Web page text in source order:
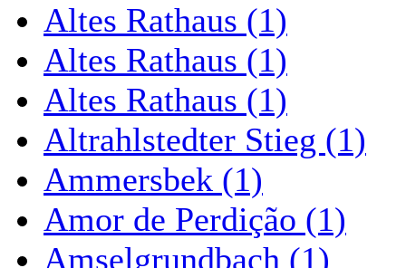
Altes Rathaus (1)
Altes Rathaus (1)
Altes Rathaus (1)
Altrahlstedter Stieg (1)
Ammersbek (1)
Amor de Perdição (1)
Amselgrundbach (1)